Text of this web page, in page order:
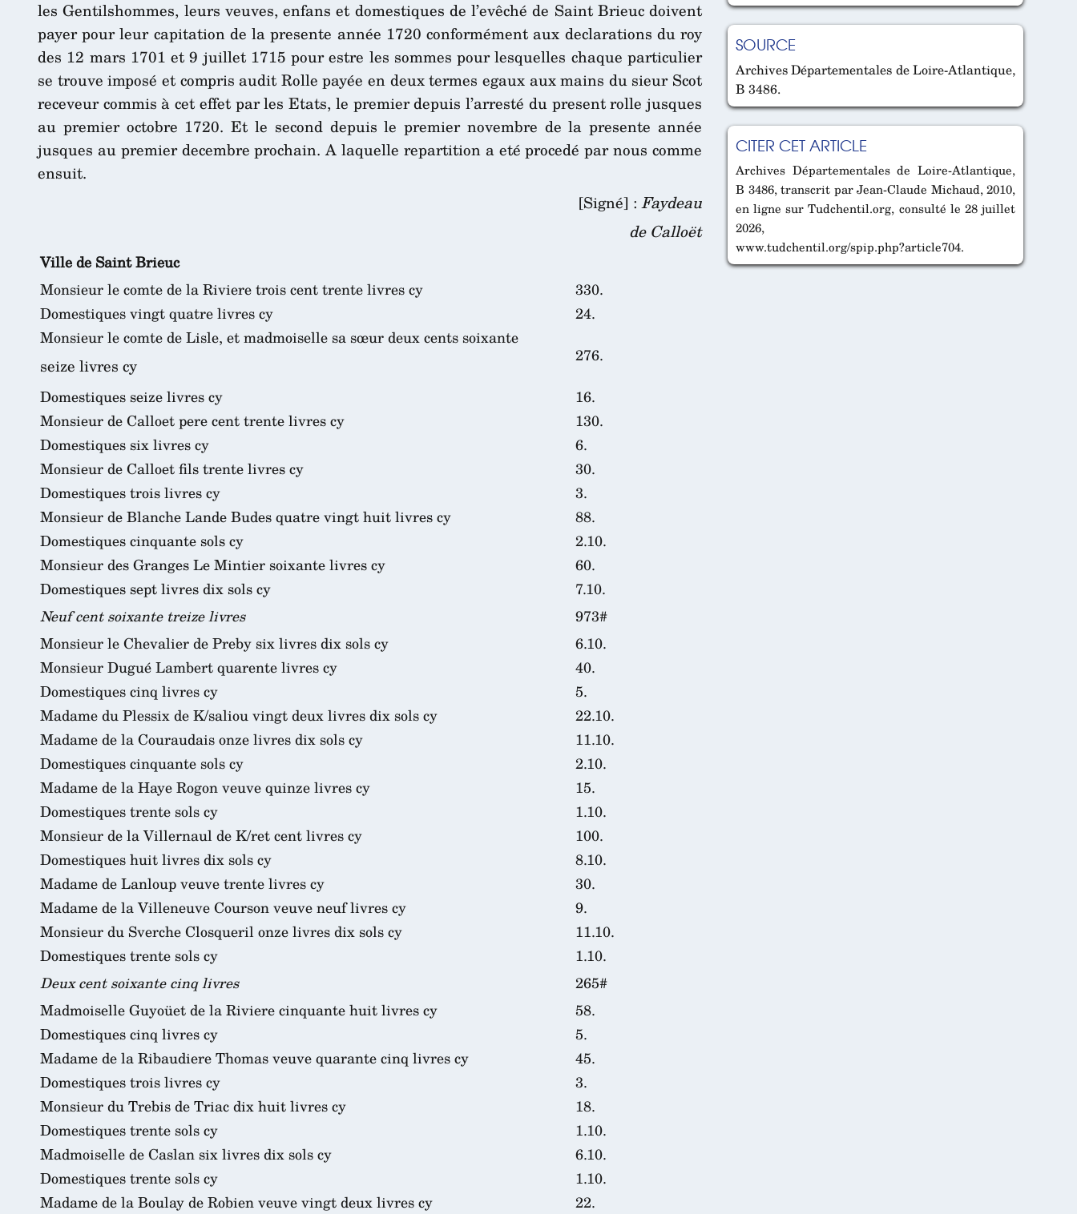
SOURCE
Archives Départementales de Loire-Atlantique,
B 3486.
CITER CET ARTICLE
Archives Départementales de Loire-Atlantique,
B 3486, transcrit par Jean-Claude Michaud, 2010,
en ligne sur Tudchentil.org, consulté le 28 juillet
2026,
www.tudchentil.org/spip.php?article704.
les Gentilshommes, leurs veuves, enfans et domestiques de l’evêché de Saint Brieuc doivent
payer pour leur capitation de la presente année 1720 conformément aux declarations du roy
des 12 mars 1701 et 9 juillet 1715 pour estre les sommes pour lesquelles chaque particulier
se trouve imposé et compris audit Rolle payée en deux termes egaux aux mains du sieur Scot
receveur commis à cet effet par les Etats, le premier depuis l’arresté du present rolle jusques
au premier octobre 1720. Et le second depuis le premier novembre de la presente année
jusques au premier decembre prochain. A laquelle repartition a eté procedé par nous comme
ensuit.
[Signé] : Faydeau
de Calloët
Ville de Saint Brieuc
Monsieur le comte de la Riviere trois cent trente livres cy
330.
Domestiques vingt quatre livres cy
24.
Monsieur le comte de Lisle, et madmoiselle sa sœur deux cents soixante
seize livres cy
276.
Domestiques seize livres cy
16.
Monsieur de Calloet pere cent trente livres cy
130.
Domestiques six livres cy
6.
Monsieur de Calloet fils trente livres cy
30.
Domestiques trois livres cy
3.
Monsieur de Blanche Lande Budes quatre vingt huit livres cy
88.
Domestiques cinquante sols cy
2.10.
Monsieur des Granges Le Mintier soixante livres cy
60.
Domestiques sept livres dix sols cy
7.10.
Neuf cent soixante treize livres
973#
Monsieur le Chevalier de Preby six livres dix sols cy
6.10.
Monsieur Dugué Lambert quarente livres cy
40.
Domestiques cinq livres cy
5.
Madame du Plessix de K/saliou vingt deux livres dix sols cy
22.10.
Madame de la Couraudais onze livres dix sols cy
11.10.
Domestiques cinquante sols cy
2.10.
Madame de la Haye Rogon veuve quinze livres cy
15.
Domestiques trente sols cy
1.10.
Monsieur de la Villernaul de K/ret cent livres cy
100.
Domestiques huit livres dix sols cy
8.10.
Madame de Lanloup veuve trente livres cy
30.
Madame de la Villeneuve Courson veuve neuf livres cy
9.
Monsieur du Sverche Closqueril onze livres dix sols cy
11.10.
Domestiques trente sols cy
1.10.
Deux cent soixante cinq livres
265#
Madmoiselle Guyoüet de la Riviere cinquante huit livres cy
58.
Domestiques cinq livres cy
5.
Madame de la Ribaudiere Thomas veuve quarante cinq livres cy
45.
Domestiques trois livres cy
3.
Monsieur du Trebis de Triac dix huit livres cy
18.
Domestiques trente sols cy
1.10.
Madmoiselle de Caslan six livres dix sols cy
6.10.
Domestiques trente sols cy
1.10.
Madame de la Boulay de Robien veuve vingt deux livres cy
22.